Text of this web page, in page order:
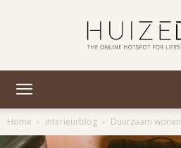
Home
Interieurblog Duurzaam wonen